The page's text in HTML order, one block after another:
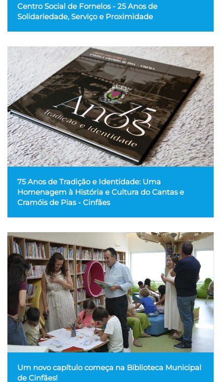
Centro Social de Fornelos - 25 Anos de
Solidariedade, Serviço e Proximidade
75 Anos de Tradição e Identidade: Uma
Homenagem à História e Cultura do Cantas e
Cramóis de Pias - Cinfães
Um novo capítulo começa na Biblioteca Municipal
de Cinfães!